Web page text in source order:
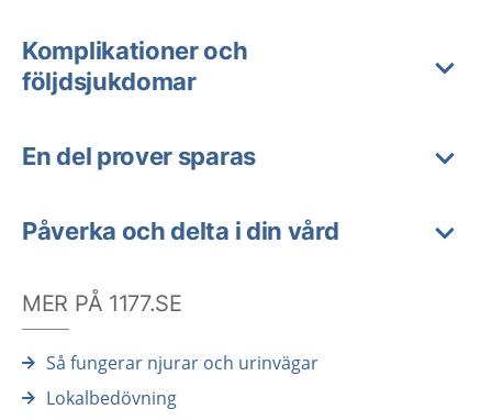
Komplikationer och
följdsjukdomar
En del prover sparas
Påverka och delta i din vård
MER PÅ 1177.SE
Så fungerar njurar och urinvägar
Lokalbedövning